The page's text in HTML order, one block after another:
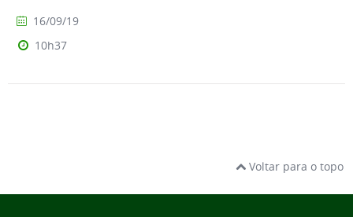
16/09/19
10h37
Voltar para o topo